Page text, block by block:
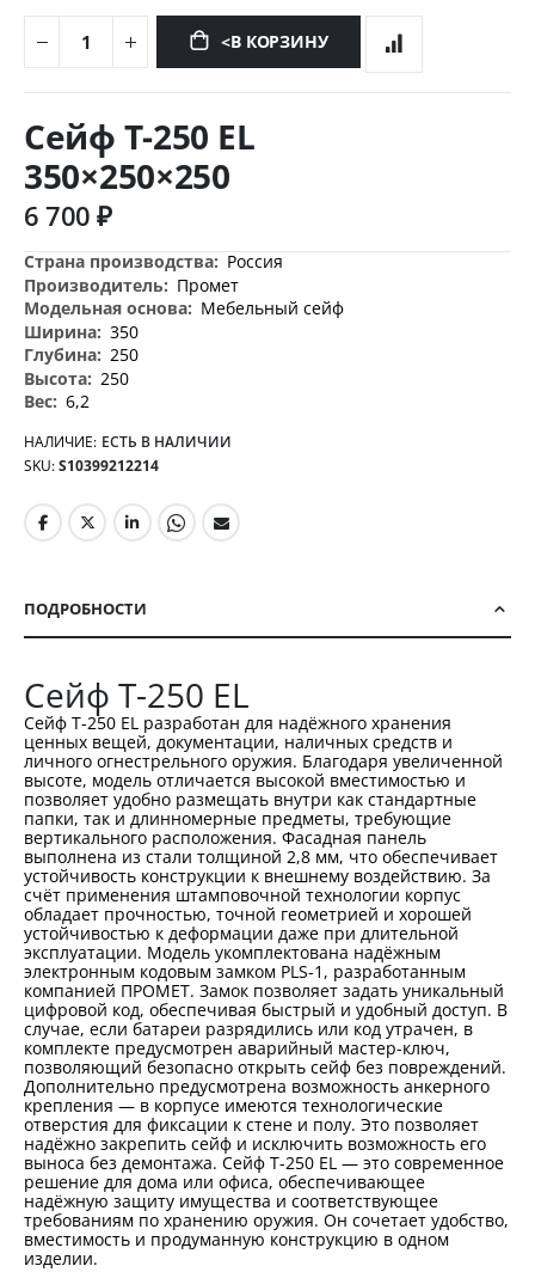
<В КОРЗИНУ
началу
изображений
Сейф T-250 EL
350×250×250
6 700 ₽
Дополнительная
информация
Россия
Промет
Мебельный сейф
350
250
250
6,2
НАЛИЧИЕ: ЕСТЬ В НАЛИЧИИ
SKU S10399212214
ПОДРОБНОСТИ
Сейф T-250 EL
Сейф T-250 EL разработан для надёжного хранения
ценных вещей, документации, наличных средств и
личного огнестрельного оружия. Благодаря увеличенной
высоте, модель отличается высокой вместимостью и
позволяет удобно размещать внутри как стандартные
папки, так и длинномерные предметы, требующие
вертикального расположения. Фасадная панель
выполнена из стали толщиной 2,8 мм, что обеспечивает
устойчивость конструкции к внешнему воздействию. За
счёт применения штамповочной технологии корпус
обладает прочностью, точной геометрией и хорошей
устойчивостью к деформации даже при длительной
эксплуатации. Модель укомплектована надёжным
электронным кодовым замком PLS-1, разработанным
компанией ПРОМЕТ. Замок позволяет задать уникальный
цифровой код, обеспечивая быстрый и удобный доступ. В
случае, если батареи разрядились или код утрачен, в
комплекте предусмотрен аварийный мастер-ключ,
позволяющий безопасно открыть сейф без повреждений.
Дополнительно предусмотрена возможность анкерного
крепления — в корпусе имеются технологические
отверстия для фиксации к стене и полу. Это позволяет
надёжно закрепить сейф и исключить возможность его
выноса без демонтажа. Сейф T-250 EL — это современное
решение для дома или офиса, обеспечивающее
надёжную защиту имущества и соответствующее
требованиям по хранению оружия. Он сочетает удобство,
вместимость и продуманную конструкцию в одном
изделии.